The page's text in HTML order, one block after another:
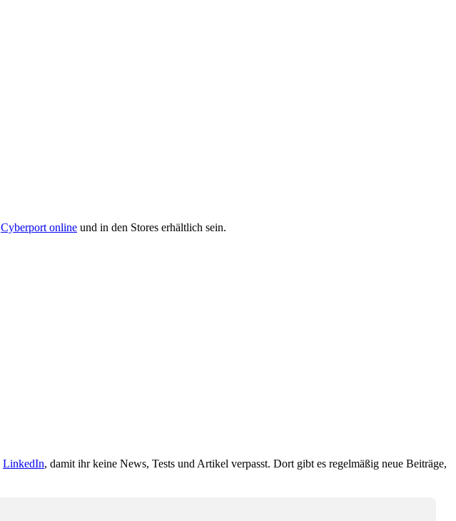
Cyberport online und in den Stores erhältlich sein.
LinkedIn, damit ihr keine News, Tests und Artikel verpasst. Dort gibt es regelmäßig neue Beiträge,